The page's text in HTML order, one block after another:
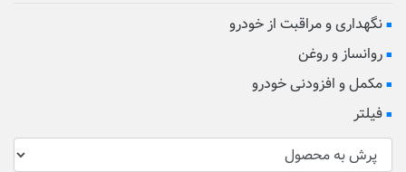
نگهداری و مراقبت از خودرو
روانساز و روغن
مکمل و افزودنی خودرو
فیلتر